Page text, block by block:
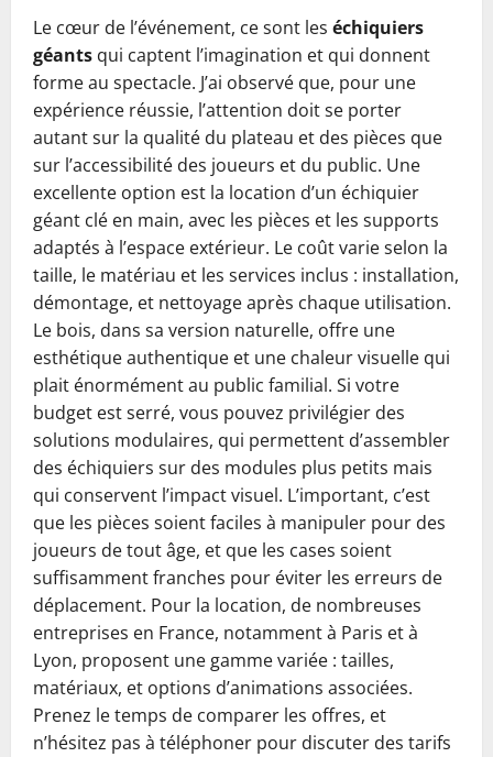
Le cœur de l’événement, ce sont les échiquiers
géants qui captent l’imagination et qui donnent
forme au spectacle. J’ai observé que, pour une
expérience réussie, l’attention doit se porter
autant sur la qualité du plateau et des pièces que
sur l’accessibilité des joueurs et du public. Une
excellente option est la location d’un échiquier
géant clé en main, avec les pièces et les supports
adaptés à l’espace extérieur. Le coût varie selon la
taille, le matériau et les services inclus : installation,
démontage, et nettoyage après chaque utilisation.
Le bois, dans sa version naturelle, offre une
esthétique authentique et une chaleur visuelle qui
plait énormément au public familial. Si votre
budget est serré, vous pouvez privilégier des
solutions modulaires, qui permettent d’assembler
des échiquiers sur des modules plus petits mais
qui conservent l’impact visuel. L’important, c’est
que les pièces soient faciles à manipuler pour des
joueurs de tout âge, et que les cases soient
suffisamment franches pour éviter les erreurs de
déplacement. Pour la location, de nombreuses
entreprises en France, notamment à Paris et à
Lyon, proposent une gamme variée : tailles,
matériaux, et options d’animations associées.
Prenez le temps de comparer les offres, et
n’hésitez pas à téléphoner pour discuter des tarifs